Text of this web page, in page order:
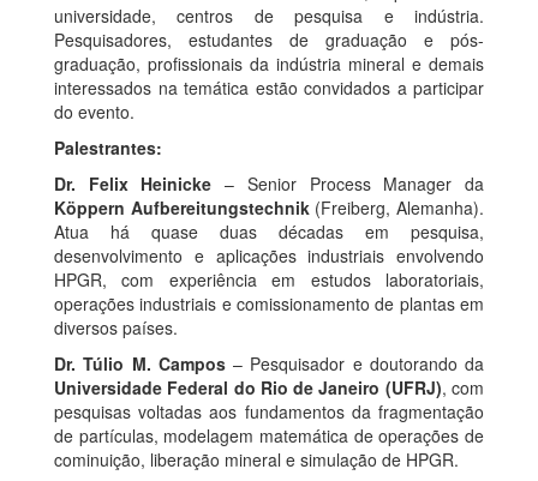
universidade, centros de pesquisa e indústria.
Pesquisadores, estudantes de graduação e pós-
graduação, profissionais da indústria mineral e demais
interessados na temática estão convidados a participar
do evento.
Palestrantes:
Dr. Felix Heinicke – Senior Process Manager da
Köppern Aufbereitungstechnik(Freiberg, Alemanha).
Atua há quase duas décadas em pesquisa,
desenvolvimento e aplicações industriais envolvendo
HPGR, com experiência em estudos laboratoriais,
operações industriais e comissionamento de plantas em
diversos países.
Dr. Túlio M. Campos– Pesquisador e doutorando da
Universidade Federal do Rio de Janeiro (UFRJ), com
pesquisas voltadas aos fundamentos da fragmentação
de partículas, modelagem matemática de operações de
cominuição, liberação mineral e simulação de HPGR.